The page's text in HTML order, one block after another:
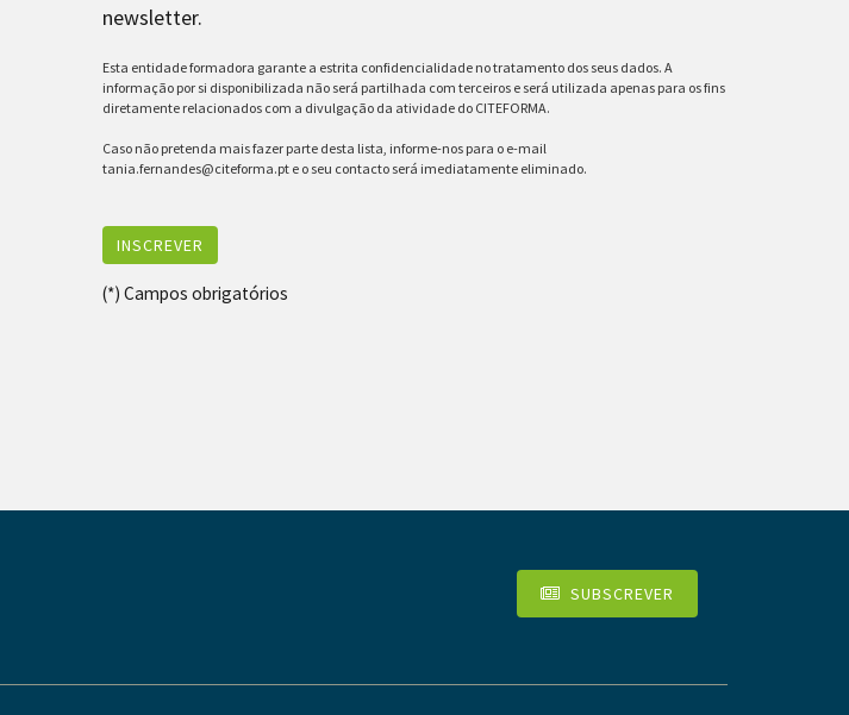
newsletter.
Esta entidade formadora garante a estrita confidencialidade no tratamento dos seus dados. A
informação por si disponibilizada não será partilhada com terceiros e será utilizada apenas para os fins
diretamente relacionados com a divulgação da atividade do CITEFORMA.
Caso não pretenda mais fazer parte desta lista, informe-nos para o e-mail
tania.fernandes@citeforma.pt e o seu contacto será imediatamente eliminado.
INSCREVER
(*) Campos obrigatórios
SUBSCREVER